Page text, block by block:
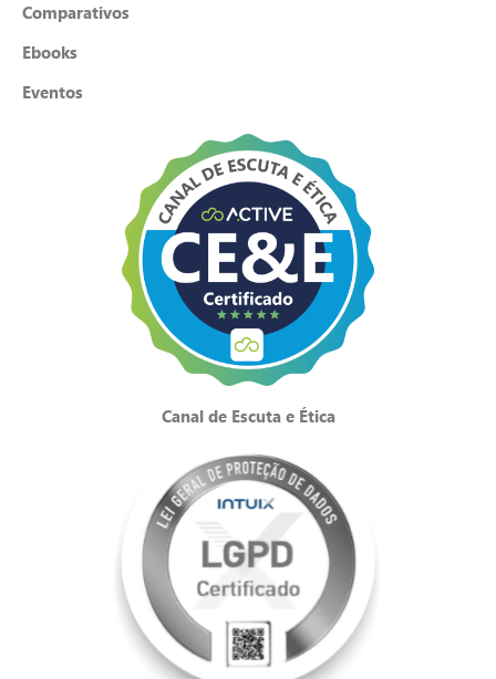
Comparativos
Ebooks
Eventos
Canal de Escuta e Ética